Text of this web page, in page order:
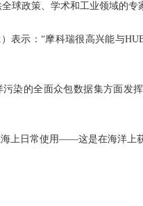
球政策、学术和工业领域的专
示：“摩科瑞很高兴能与
染的全面众包数据集方面发
上日常使用——这是在海洋上